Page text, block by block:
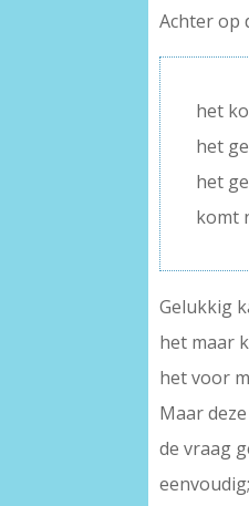
Achter op
het
het
het
komt
Gelukkig
het maar
het voor
Maar
de vraag